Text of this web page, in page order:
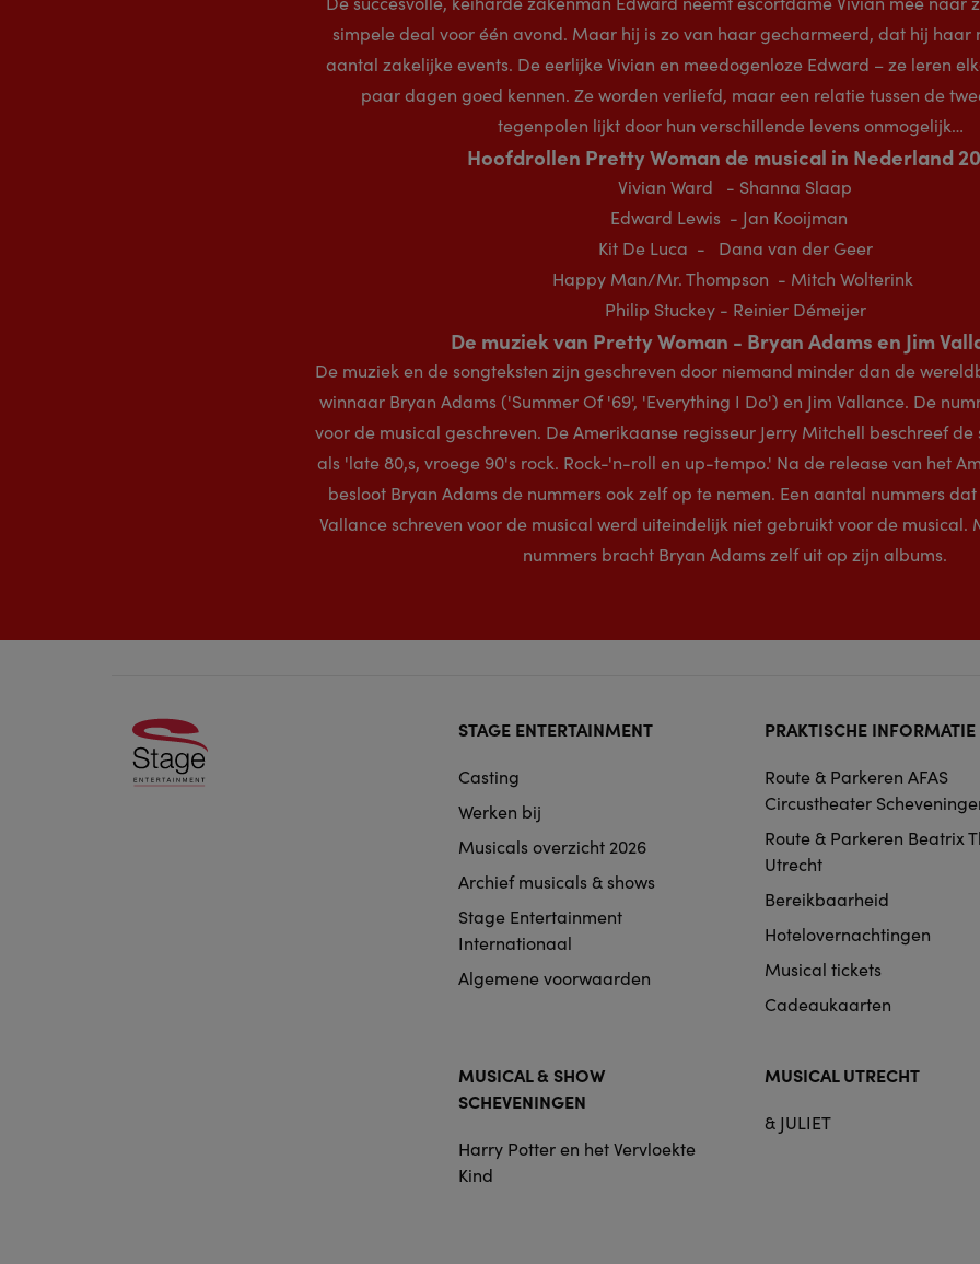
simpele deal voor één avond. Maar hij is zo van haar gecharmeerd, dat hij haar
aantal zakelijke events. De eerlijke Vivian en meedogenloze Edward – ze leren
paar dagen goed kennen. Ze worden verliefd, maar een relatie tussen de
tegenpolen lijkt door hun verschillende levens onmogelijk…
Hoofdrollen Pretty Woman de musical in Nederland
Vivian Ward - Shanna Slaap
Edward Lewis - Jan Kooijman
Kit De Luca - Dana van der Geer
Happy Man/Mr. Thompson - Mitch Wolterink
Philip Stuckey - Reinier Démeijer
De muziek van Pretty Woman - Bryan Adams en Jim
De muziek en de songteksten zijn geschreven door niemand minder dan de
winnaar Bryan Adams ('Summer Of '69', 'Everything I Do') en Jim Vallance. De
voor de musical geschreven. De Amerikaanse regisseur Jerry Mitchell beschreef
als 'late 80,s, vroege 90's rock. Rock-'n-roll en up-tempo.' Na de release van het
besloot Bryan Adams de nummers ook zelf op te nemen. Een aantal nummers
Vallance schreven voor de musical werd uiteindelijk niet gebruikt voor de musical.
nummers bracht Bryan Adams zelf uit op zijn albums.
Footer
navigation
STAGE ENTERTAINMENT
Casting
Werken bij
Musicals overzicht 2026
Archief musicals & shows
Stage Entertainment
Internationaal
Algemene voorwaarden
PRAKTISCHE INFORMATIE
Route & Parkeren AFAS
Circustheater
Route & Parkeren Beatrix
Utrecht
Bereikbaarheid
Hotelovernachtingen
Musical tickets
Cadeaukaarten
MUSICAL & SHOW
SCHEVENINGEN
Harry Potter en het Vervloekte
Kind
MUSICAL UTRECHT
& JULIET